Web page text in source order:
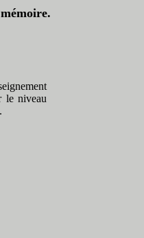
le niveau